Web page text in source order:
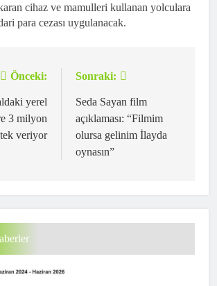
cihaz ve mamulleri kullanan yolculara
para cezası uygulanacak.
Önceki:
yerel
3 milyon
veriyor
Sonraki:
Seda Sayan film
açıklaması: “Filmim
olursa gelinim İlayda
oynasın”